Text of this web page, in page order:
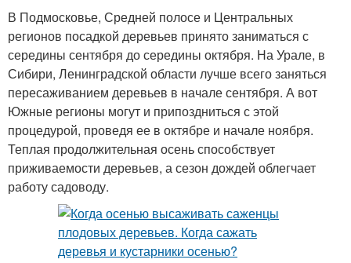
В Подмосковье, Средней полосе и Центральных
регионов посадкой деревьев принято заниматься с
середины сентября до середины октября. На Урале, в
Сибири, Ленинградской области лучше всего заняться
пересаживанием деревьев в начале сентября. А вот
Южные регионы могут и припоздниться с этой
процедурой, проведя ее в октябре и начале ноября.
Теплая продолжительная осень способствует
приживаемости деревьев, а сезон дождей облегчает
работу садоводу.